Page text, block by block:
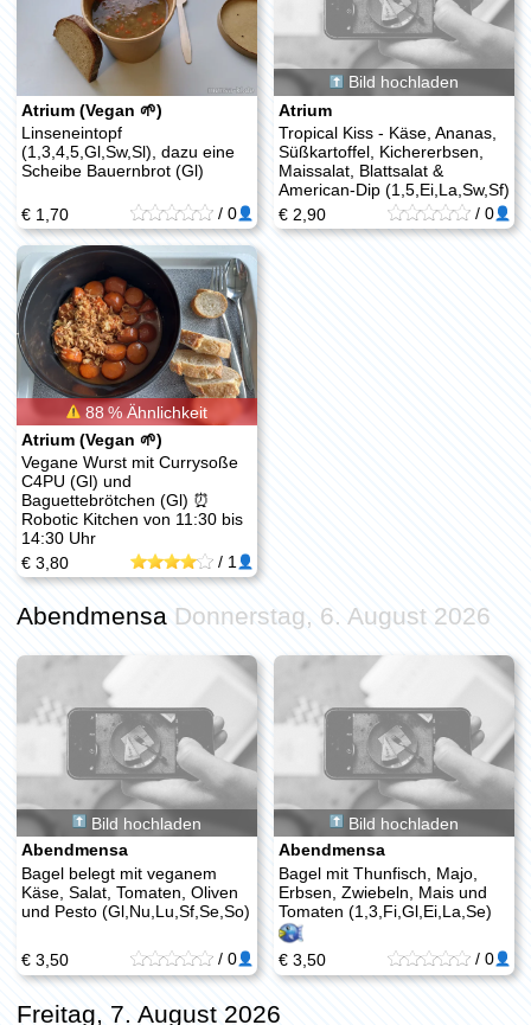
Atrium (Vegan 🌱)
Linseneintopf
(1,3,4,5,Gl,Sw,Sl), dazu eine
Scheibe Bauernbrot (Gl)
€ 1,70 / 0
Bild hochladen
Atrium
Tropical Kiss - Käse, Ananas,
Süßkartoffel, Kichererbsen,
Maissalat, Blattsalat &
American-Dip (1,5,Ei,La,Sw,Sf)
€ 2,90
/ 0
88 % Ähnlichkeit
Atrium (Vegan 🌱)
Vegane Wurst mit Currysoße
C4PU (Gl) und
Baguettebrötchen (Gl) ⏰
Robotic Kitchen von 11:30 bis
14:30 Uhr
€ 3,80
/ 1
Abendmensa Donnerstag, 6. August 2026
Bild hochladen
Abendmensa
Bagel belegt mit veganem
Käse, Salat, Tomaten, Oliven
und Pesto (Gl,Nu,Lu,Sf,Se,So)
€ 3,50 / 0
Bild hochladen
Abendmensa
Bagel mit Thunfisch, Majo,
Erbsen, Zwiebeln, Mais und
Tomaten (1,3,Fi,Gl,Ei,La,Se)
€ 3,50 / 0
Freitag, 7. August 2026